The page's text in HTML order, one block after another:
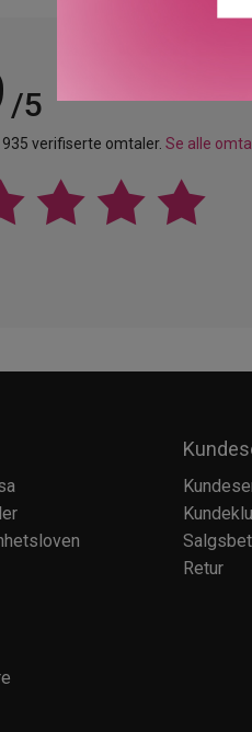
/5
verifiserte omtaler. Se alle
Retur